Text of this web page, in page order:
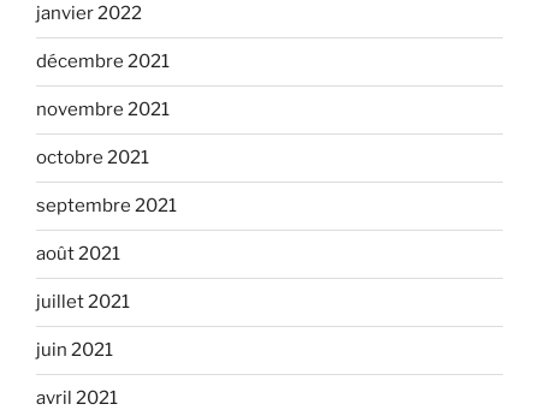
janvier 2022
décembre 2021
novembre 2021
octobre 2021
septembre 2021
août 2021
juillet 2021
juin 2021
avril 2021